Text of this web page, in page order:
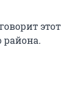
этот
района.